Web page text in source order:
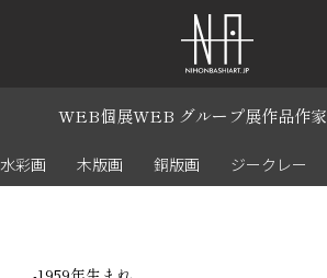
WEB個展WEB グループ展作品作家
水彩画 木版画 銅版画 ジークレー